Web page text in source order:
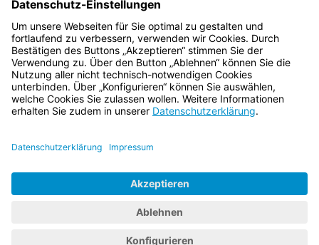
3. Zuwendungsempfänger
Zuwendungsempfänger sind Initiatorinnen und Initiatoren
von Maßnahmen nach Nr. 2.
Bayern.de
BayernPortal
Impressum